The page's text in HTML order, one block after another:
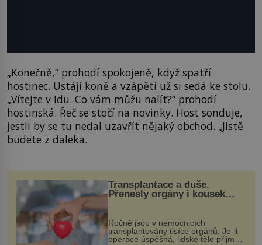
„Konečně,“ prohodí spokojeně, když spatří
hostinec. Ustájí koně a vzápětí už si sedá ke stolu.
„Vítejte v Idu. Co vám můžu nalít?“ prohodí
hostinská. Řeč se stočí na novinky. Host sonduje,
jestli by se tu nedal uzavřít nějaký obchod. „Jistě
budete z daleka.
Transplantace a duše.
Přenesly orgány i kousek
Ročně jsou v nemocnicích
transplantovány tisíce orgánů. Je-li
operace úspěšná, lidské tělo přijme